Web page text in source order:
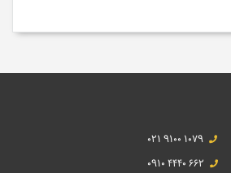
021 9100 1079
0910 4440 662